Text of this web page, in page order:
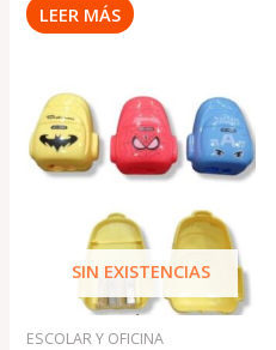
LEER MÁS
SIN EXISTENCIAS
ESCOLAR Y OFICINA
El
precio
original
era:
.
precio
actual
es: